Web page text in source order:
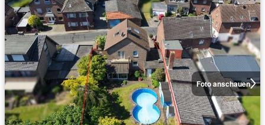
Foto anschauen